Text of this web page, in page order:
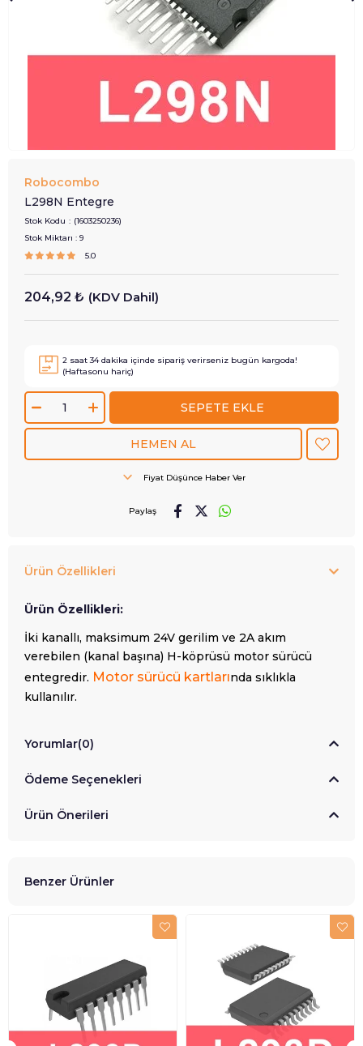
Robocombo
L298N Entegre
Stok Kodu
(1603250236)
Stok Miktarı : 9
5.0
204,92 ₺ (KDV Dahil)
2 saat34dakika içinde sipariş verirseniz bugün kargoda!
(Haftasonu hariç)
Fiyat Düşünce Haber Ver
Paylaş
Ürün Özellikleri
Ürün Özellikleri:
İki kanallı, maksimum 24V gerilim ve 2A akım
verebilen (kanal başına) H-köprüsü motor sürücü
entegredir. Motor sürücü kartlarında sıklıkla
kullanılır.
Yorumlar(0)
Ödeme Seçenekleri
Ürün Önerileri
Benzer Ürünler